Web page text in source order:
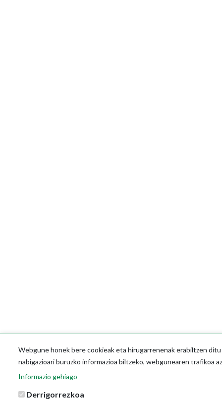
Webgune honek bere cookieak eta hirugarrenenak erabiltzen
nabigazioari buruzko informazioa biltzeko, webgunearen trafikoa
Informazio gehiago
Derrigorrezkoa